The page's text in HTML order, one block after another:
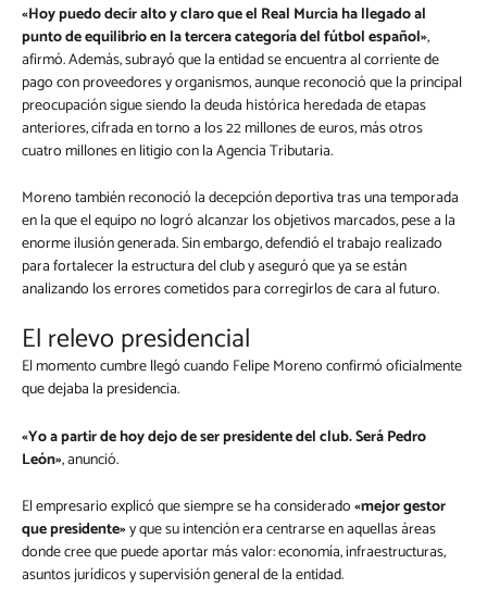
«Hoy puedo decir alto y claro que el Real Murcia ha llegado al
punto de equilibrio en la tercera categoría del fútbol español»,
afirmó. Además, subrayó que la entidad se encuentra al corriente de
pago con proveedores y organismos, aunque reconoció que la principal
preocupación sigue siendo la deuda histórica heredada de etapas
anteriores, cifrada en torno a los 22 millones de euros, más otros
cuatro millones en litigio con la Agencia Tributaria.
Moreno también reconoció la decepción deportiva tras una temporada
en la que el equipo no logró alcanzar los objetivos marcados, pese a la
enorme ilusión generada. Sin embargo, defendió el trabajo realizado
para fortalecer la estructura del club y aseguró que ya se están
analizando los errores cometidos para corregirlos de cara al futuro.
El relevo presidencial
El momento cumbre llegó cuando Felipe Moreno confirmó oficialmente
que dejaba la presidencia.
«Yo a partir de hoy dejo de ser presidente del club. Será Pedro
León», anunció.
El empresario explicó que siempre se ha considerado«mejor gestor
que presidente»y que su intención era centrarse en aquellas áreas
donde cree que puede aportar más valor: economía, infraestructuras,
asuntos jurídicos y supervisión general de la entidad.